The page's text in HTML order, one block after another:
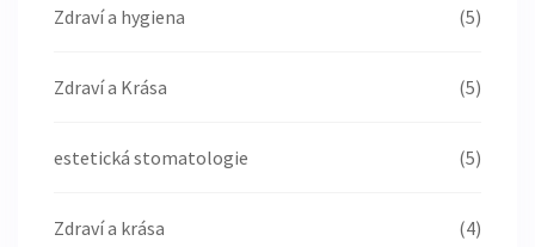
Zdraví a hygiena (5)
Zdraví a Krása (5)
estetická stomatologie (5)
Zdraví a krása (4)